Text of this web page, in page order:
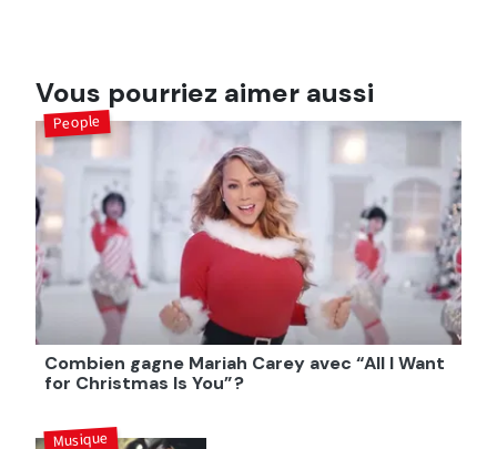
Vous pourriez aimer aussi
Combien gagne Mariah Carey avec “All I Want
for Christmas Is You” ?
People
Musique